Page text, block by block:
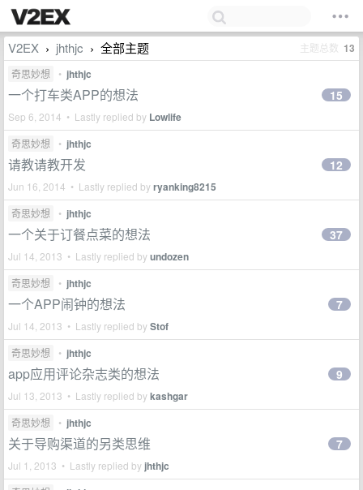
V2EX › jhthjc › 全部主题 主题总数 13
奇思妙想 • jhthjc
一个打车类APP的想法
Sep 6, 2014 • Lastly replied by Lowlife
15
奇思妙想 • jhthjc
请教请教开发
Jun 16, 2014 • Lastly replied byryanking8215
12
奇思妙想 • jhthjc
一个关于订餐点菜的想法
Jul 14, 2013 • Lastly replied byundozen
37
奇思妙想 • jhthjc
一个APP闹钟的想法
Jul 14, 2013 • Lastly replied byStof
7
奇思妙想 • jhthjc
app应用评论杂志类的想法
Jul 13, 2013 • Lastly replied bykashgar
9
奇思妙想 • jhthjc
关于导购渠道的另类思维
Jul 1, 2013 • Lastly replied by jhthjc
7